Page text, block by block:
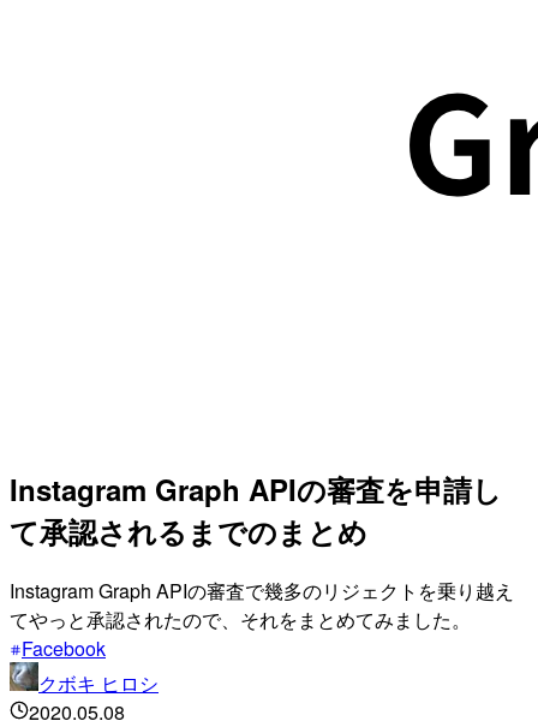
Instagram Graph APIの審査を申請し
て承認されるまでのまとめ
Instagram Graph APIの審査で幾多のリジェクトを乗り越え
てやっと承認されたので、それをまとめてみました。
Facebook
クボキ ヒロシ
2020.05.08